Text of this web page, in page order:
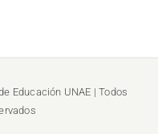
Educación UNAE | Todos